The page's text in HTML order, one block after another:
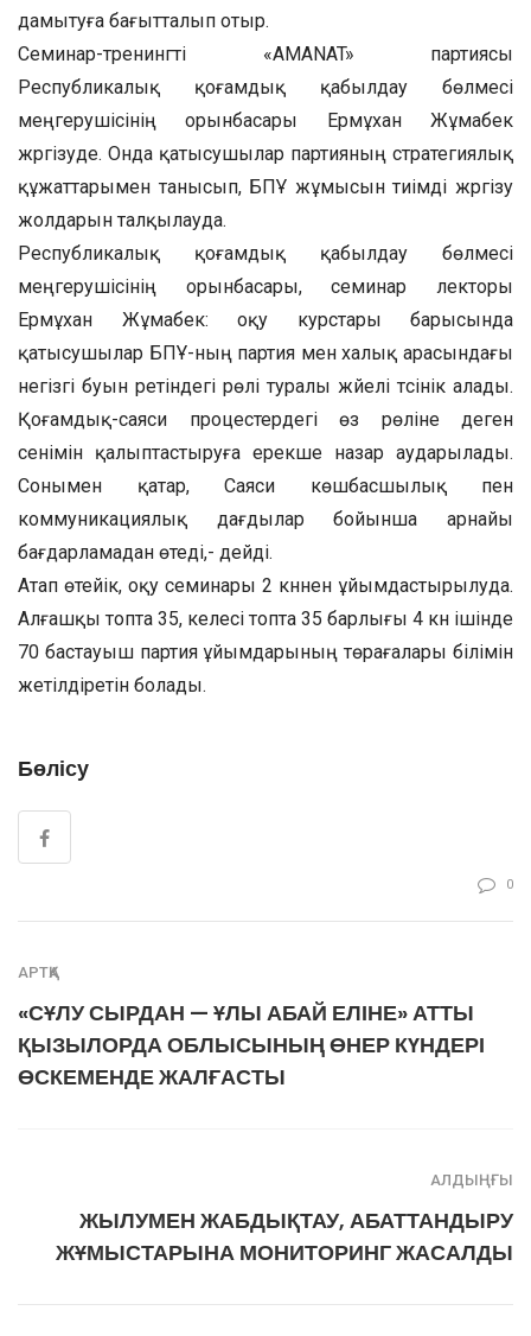
дамытуға бағытталып отыр.
Семинар-тренингті «AMANAT» партиясы
Республикалық қоғамдық қабылдау бөлмесі
меңгерушісінің орынбасары Ермұхан Жұмабек
жүргізуде. Онда қатысушылар партияның стратегиялық
құжаттарымен танысып, БПҰ жұмысын тиімді жүргізу
жолдарын талқылауда.
Республикалық қоғамдық қабылдау бөлмесі
меңгерушісінің орынбасары, семинар лекторы
Ермұхан Жұмабек: оқу курстары барысында
қатысушылар БПҰ-ның партия мен халық арасындағы
негізгі буын ретіндегі рөлі туралы жүйелі түсінік алады.
Қоғамдық-саяси процестердегі өз рөліне деген
сенімін қалыптастыруға ерекше назар аударылады.
Сонымен қатар, Саяси көшбасшылық пен
коммуникациялық дағдылар бойынша арнайы
бағдарламадан өтеді,- дейді.
Атап өтейік, оқу семинары 2 күннен ұйымдастырылуда.
Алғашқы топта 35, келесі топта 35 барлығы 4 күн ішінде
70 бастауыш партия ұйымдарының төрағалары білімін
жетілдіретін болады.
Бөлісу
0
АРТҚА
«СҰЛУ СЫРДАН — ҰЛЫ АБАЙ ЕЛІНЕ» АТТЫ
ҚЫЗЫЛОРДА ОБЛЫСЫНЫҢ ӨНЕР КҮНДЕРІ
ӨСКЕМЕНДЕ ЖАЛҒАСТЫ
АЛДЫҢҒЫ
ЖЫЛУМЕН ЖАБДЫҚТАУ, АБАТТАНДЫРУ
ЖҰМЫСТАРЫНА МОНИТОРИНГ ЖАСАЛДЫ